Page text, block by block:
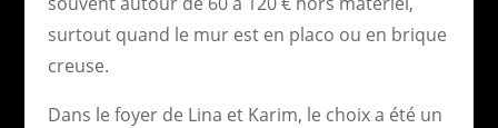
surtout quand le mur est en placo ou en brique
creuse.
Dans le foyer de Lina et Karim, le choix a été un